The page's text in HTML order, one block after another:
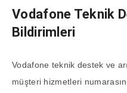
Vodafone Teknik
Bildirimleri
Vodafone teknik destek ve
müşteri hizmetleri